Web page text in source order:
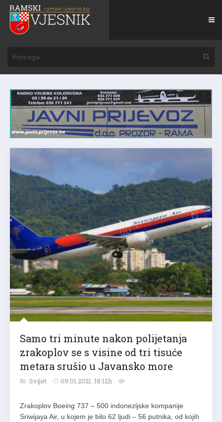
Samo tri minute nakon polijetanja
zrakoplov se s visine od tri tisuće
metara srušio u Javansko more
Svijet 09.01.2021. 18:12h
Zrakoplov Boeing 737 – 500 indonezijske kompanije
Sriwijaya Air, u kojem je bilo 62 ljudi – 56 putnika, od kojih